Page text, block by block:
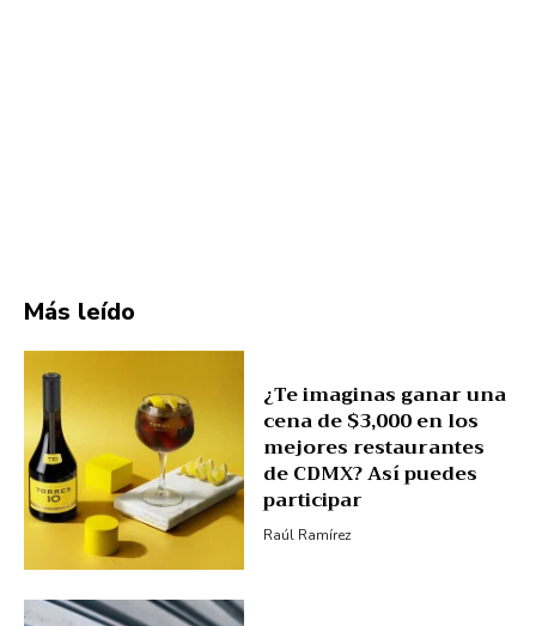
Más leído
¿Te imaginas ganar una
cena de $3,000 en los
mejores restaurantes
de CDMX? Así puedes
participar
Raúl Ramírez